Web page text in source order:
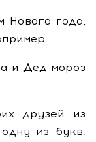
Нового года,
и Дед мороз
друзей из
из букв.